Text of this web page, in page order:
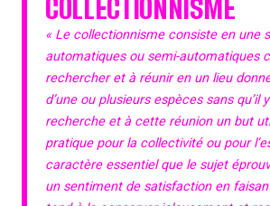
« Le collectionnisme consiste en une
automatiques ou semi-automatiques
rechercher et à réunir en un lieu
d’une ou plusieurs espèces sans qu’il
recherche et à cette réunion un but
pratique pour la collectivité ou pour
caractère essentiel que le sujet
un sentiment de satisfaction en